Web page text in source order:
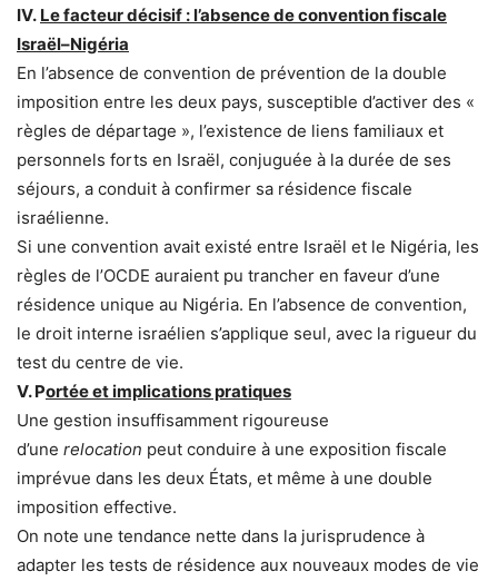
IV. Le facteur décisif : l’absence de convention fiscale
Israël–Nigéria
En l’absence de convention de prévention de la double
imposition entre les deux pays, susceptible d’activer des «
règles de départage », l’existence de liens familiaux et
personnels forts en Israël, conjuguée à la durée de ses
séjours, a conduit à confirmer sa résidence fiscale
israélienne.
Si une convention avait existé entre Israël et le Nigéria, les
règles de l’OCDE auraient pu trancher en faveur d’une
résidence unique au Nigéria. En l’absence de convention,
le droit interne israélien s’applique seul, avec la rigueur du
test du centre de vie.
V. Portée et implications pratiques
Une gestion insuffisamment rigoureuse
d’une relocation peut conduire à une exposition fiscale
imprévue dans les deux États, et même à une double
imposition effective.
On note une tendance nette dans la jurisprudence à
adapter les tests de résidence aux nouveaux modes de vie